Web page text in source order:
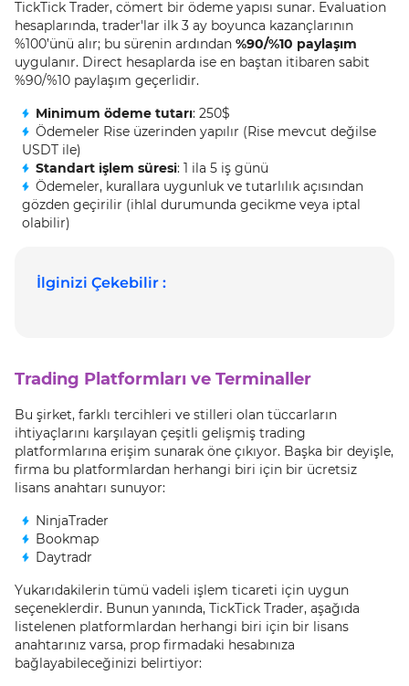
TickTick Trader, cömert bir ödeme yapısı sunar. Evaluation
hesaplarında, trader'lar ilk 3 ay boyunca kazançlarının
%100’ünü alır; bu sürenin ardından %90/%10 paylaşım
uygulanır. Direct hesaplarda ise en baştan itibaren sabit
%90/%10 paylaşım geçerlidir.
Minimum ödeme tutarı: 250$
Ödemeler Rise üzerinden yapılır (Rise mevcut değilse
USDT ile)
Standart işlem süresi: 1 ila 5 iş günü
Ödemeler, kurallara uygunluk ve tutarlılık açısından
gözden geçirilir (ihlal durumunda gecikme veya iptal
olabilir)
İlginizi Çekebilir :
Trading Platformları ve Terminaller
Bu şirket, farklı tercihleri ve stilleri olan tüccarların
ihtiyaçlarını karşılayan çeşitli gelişmiş trading
platformlarına erişim sunarak öne çıkıyor. Başka bir deyişle,
firma bu platformlardan herhangi biri için bir ücretsiz
lisans anahtarı sunuyor:
NinjaTrader
Bookmap
Daytradr
Yukarıdakilerin tümü vadeli işlem ticareti için uygun
seçeneklerdir. Bunun yanında, TickTick Trader, aşağıda
listelenen platformlardan herhangi biri için bir lisans
anahtarınız varsa, prop firmadaki hesabınıza
bağlayabileceğinizi belirtiyor: